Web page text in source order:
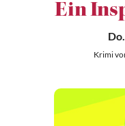
Ein
Krimi